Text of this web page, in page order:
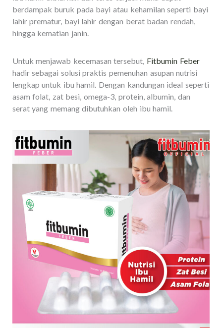
berdampak buruk pada bayi atau kehamilan seperti bayi
lahir prematur, bayi lahir dengan berat badan rendah,
hingga kematian janin.
Untuk menjawab kecemasan tersebut, Fitbumin Feber
hadir sebagai solusi praktis pemenuhan asupan nutrisi
lengkap untuk ibu hamil. Dengan kandungan ideal seperti
asam folat, zat besi, omega-3, protein, albumin, dan
serat yang memang dibutuhkan oleh ibu hamil.